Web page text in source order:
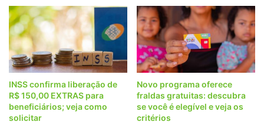
INSS confirma liberação de
R$ 150,00 EXTRAS para
beneficiários; veja como
solicitar
Novo programa oferece
fraldas gratuitas: descubra
se você é elegível e veja os
critérios